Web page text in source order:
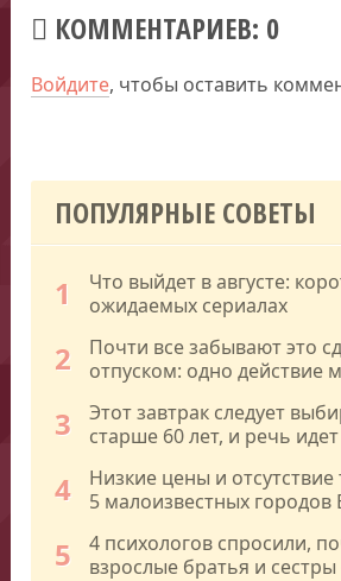
КОММЕНТАРИЕВ: 0
Войдите, чтобы оставить
ПОПУЛЯРНЫЕ СОВЕТЫ
1
Что выйдет в августе:
ожидаемых сериалах
2
Почти все забывают это
отпуском: одно действие
3
Этот завтрак следует
старше 60 лет, и речь
4
Низкие цены и
5 малоизвестных городов
5
4 психологов спросили,
взрослые братья и сестры